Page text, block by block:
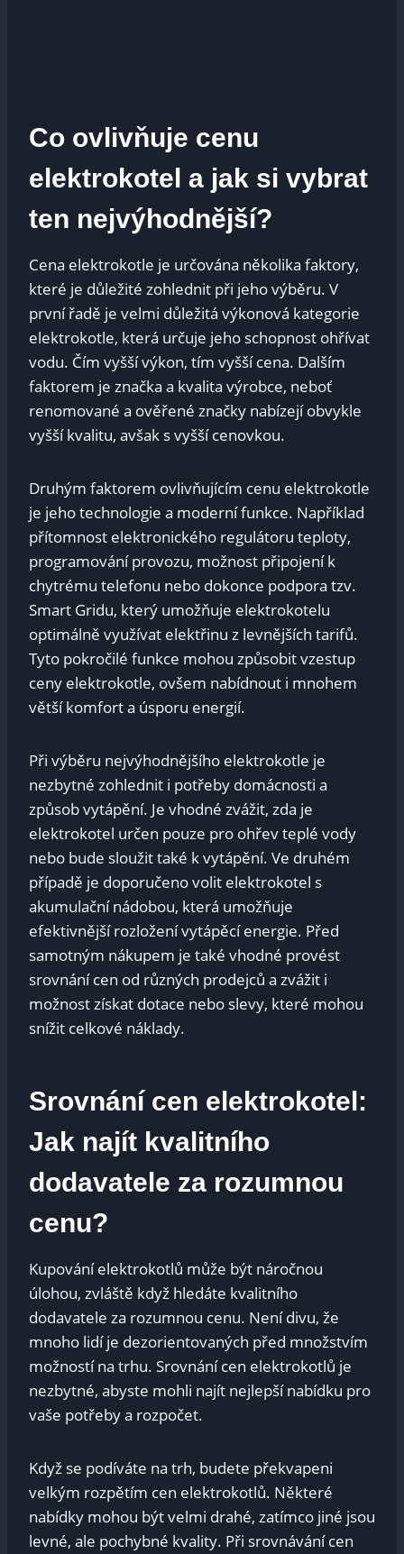
Co ovlivňuje cenu
elektrokotel a jak si vybrat
ten nejvýhodnější?
Cena elektrokotle je určována několika faktory,
které je důležité zohlednit při jeho výběru. V
první řadě je velmi důležitá výkonová kategorie
elektrokotle, která určuje jeho schopnost ohřívat
vodu. Čím vyšší výkon, tím vyšší cena. Dalším
faktorem je značka a kvalita výrobce, neboť
renomované a ověřené značky nabízejí obvykle
vyšší kvalitu, avšak s vyšší cenovkou.
Druhým faktorem ovlivňujícím cenu elektrokotle
je jeho technologie a moderní funkce. Například
přítomnost elektronického regulátoru teploty,
programování provozu, možnost připojení k
chytrému telefonu nebo dokonce podpora tzv.
Smart Gridu, který umožňuje elektrokotelu
optimálně využívat elektřinu z levnějších tarifů.
Tyto pokročilé funkce mohou způsobit vzestup
ceny elektrokotle, ovšem nabídnout i mnohem
větší komfort a úsporu energií.
Při výběru nejvýhodnějšího elektrokotle je
nezbytné zohlednit i potřeby domácnosti a
způsob vytápění. Je vhodné zvážit, zda je
elektrokotel určen pouze pro ohřev teplé vody
nebo bude sloužit také k vytápění. Ve druhém
případě je doporučeno volit elektrokotel s
akumulační nádobou, která umožňuje
efektivnější rozložení vytápěcí energie. Před
samotným nákupem je také vhodné provést
srovnání cen od různých prodejců a zvážit i
možnost získat dotace nebo slevy, které mohou
snížit celkové náklady.
Srovnání cen elektrokotel:
Jak najít kvalitního
dodavatele za rozumnou
cenu?
Kupování elektrokotlů může být náročnou
úlohou, zvláště když hledáte kvalitního
dodavatele za rozumnou cenu. Není divu, že
mnoho lidí je dezorientovaných před množstvím
možností na trhu. Srovnání cen elektrokotlů je
nezbytné, abyste mohli najít nejlepší nabídku pro
vaše potřeby a rozpočet.
Když se podíváte na trh, budete překvapeni
velkým rozpětím cen elektrokotlů. Některé
nabídky mohou být velmi drahé, zatímco jiné jsou
levné, ale pochybné kvality. Při srovnávání cen